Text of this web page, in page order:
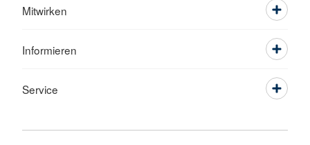
Mitwirken
Informieren
Service